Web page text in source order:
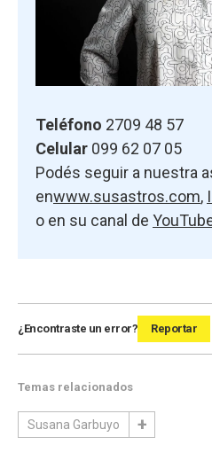
Teléfono 2709 48 57
Celular 099 62 07 05
Podés seguir a nuestra
enwww.susastros.com,
o en su canal de
¿Encontraste un error? Reportar
Temas relacionados
Susana Garbuyo